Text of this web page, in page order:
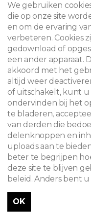
We gebruiken
die op onze site
en om de ervaring
verbeteren. Cookies
gedownload of
een ander apparaat.
akkoord met het
altijd weer
of uitschakelt, kunt
ondervinden bij het
te bladeren,
van derden die
delenknoppen en
uploads aan te
beter te begrijpen
deze site te blijven
beleid. Anders bent
OK